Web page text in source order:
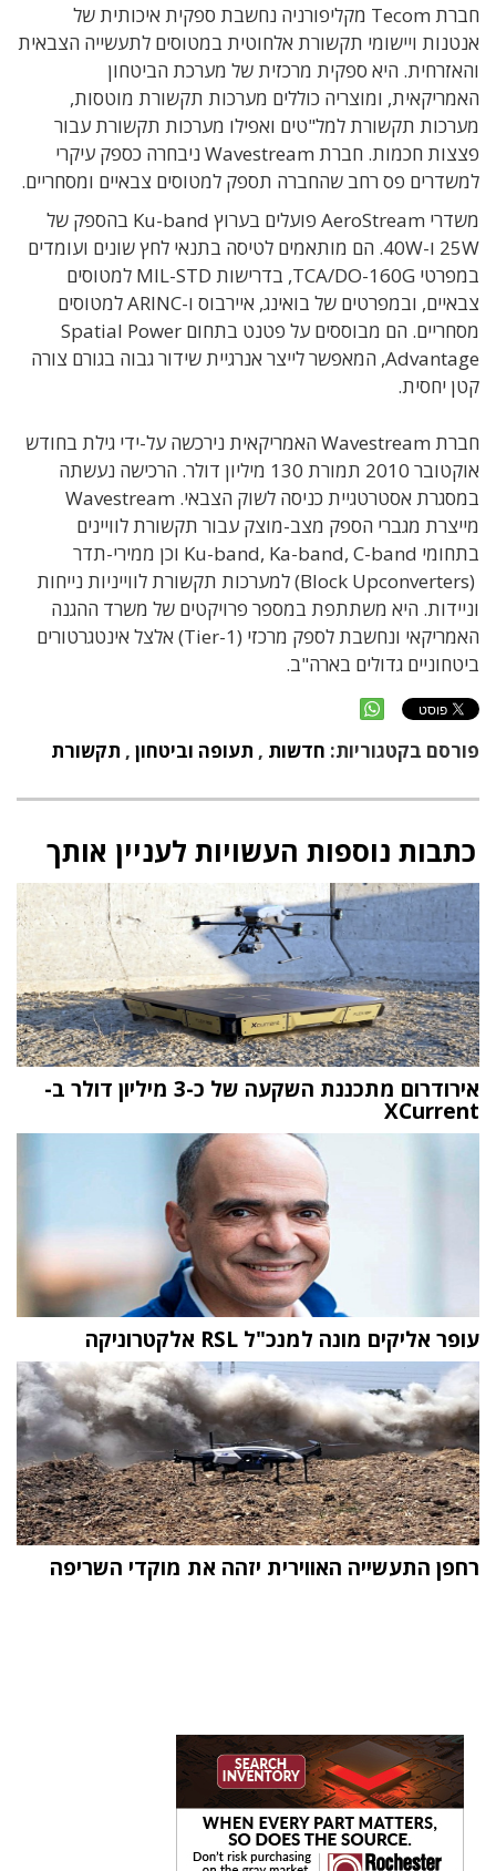
חברת Tecom מקליפורניה נחשבת ספקית איכותית של
אנטנות ויישומי תקשורת אלחוטית במטוסים לתעשייה הצבאית
והאזרחית. היא ספקית מרכזית של מערכת הביטחון
האמריקאית, ומוצריה כוללים מערכות תקשורת מוטסות,
מערכות תקשורת למל"טים ואפילו מערכות תקשורת עבור
פצצות חכמות. חברת Wavestream ניבחרה כספק עיקרי
למשדרים פס רחב שהחברה תספק למטוסים צבאיים ומסחריים.
משדרי AeroStream פועלים בערוץ Ku-band בהספק של
25W ו-40W. הם מותאמים לטיסה בתנאי לחץ שונים ועומדים
במפרטי TCA/DO-160G, בדרישות MIL-STD למטוסים
צבאיים, ובמפרטים של בואינג, איירבוס ו-ARINC למטוסים
מסחריים. הם מבוססים על פטנט בתחום Spatial Power
Advantage, המאפשר לייצר אנרגיית שידור גבוה בגורם צורה
קטן יחסית.
חברת Wavestream האמריקאית נירכשה על-ידי גילת בחודש
אוקטובר 2010 תמורת 130 מיליון דולר. הרכישה נעשתה
במסגרת אסטרטגיית כניסה לשוק הצבאי. Wavestream
מייצרת מגברי הספק מצב-מוצק עבור תקשורת לוויינים
בתחומי Ku-band, Ka-band, C-band וכן ממירי-תדר
(Block Upconverters) למערכות תקשורת לווייניות נייחות
וניידות. היא משתתפת במספר פרויקטים של משרד ההגנה
האמריקאי ונחשבת לספק מרכזי (Tier-1) אלצל אינטגרטורים
ביטחוניים גדולים בארה"ב.
פורסם בקטגוריות: חדשות , תעופה וביטחון , תקשורת
כתבות נוספות העשויות לעניין אותך
אירודרום מתכננת השקעה של כ-3 מיליון דולר ב-
XCurrent
עופר אליקים מונה למנכ"ל RSL אלקטרוניקה
רחפן התעשייה האווירית יזהה את מוקדי השריפה